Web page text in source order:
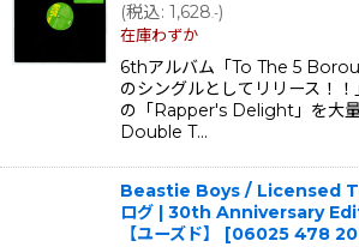
(税込: 1,628.-)
在庫わずか
6thアルバム「To The 5
のシングルとしてリリース！
の「Rapper's Delight」を大量
Double T…
Beastie Boys / Licensed
ログ | 30th Anniversary
【ユーズド】
[06025 478